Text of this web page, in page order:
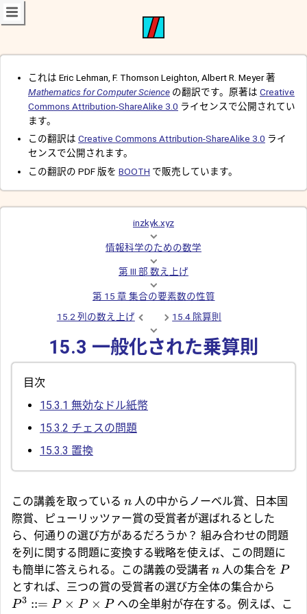
これは Eric Lehman, F. Thomson Leighton, Albert R. Meyer 著
Mathematics for Computer Science の翻訳です。原著は Creative
Commons Attribution-ShareAlike 3.0 ライセンスで公開されてい
ます。
この翻訳は Creative Commons Attribution-ShareAlike 3.0 ライ
センスで公開されます。
この翻訳の PDF 版を BOOTH で販売しています。
inzkyk.xyz
情報科学のための数学
第 III 部 数え上げ
第 15 章 集合の要素数の性質
15.2 列の数え上げ
15.4 除算則
15.3 一般化された乗算則
目次
15.3.1 無効なドル紙幣
15.3.2 チェスの問題
15.3.3 置換
この講義を取っている n 人の中からノーベル賞、日本国
際賞、ピューリッツァー賞の受賞者が選ばれるとした
ら、何通りの選び方があるだろうか？ 組み合わせの問題
を列に関する問題に変換する戦略を使えば、この問題に
も簡単に答えられる。この講義の受講者 n 人の集合を P
とすれば、三つの賞の受賞者の選び方全体の集合から
P3 ::= P × P × Pへの全単射が存在する。例えば、こ